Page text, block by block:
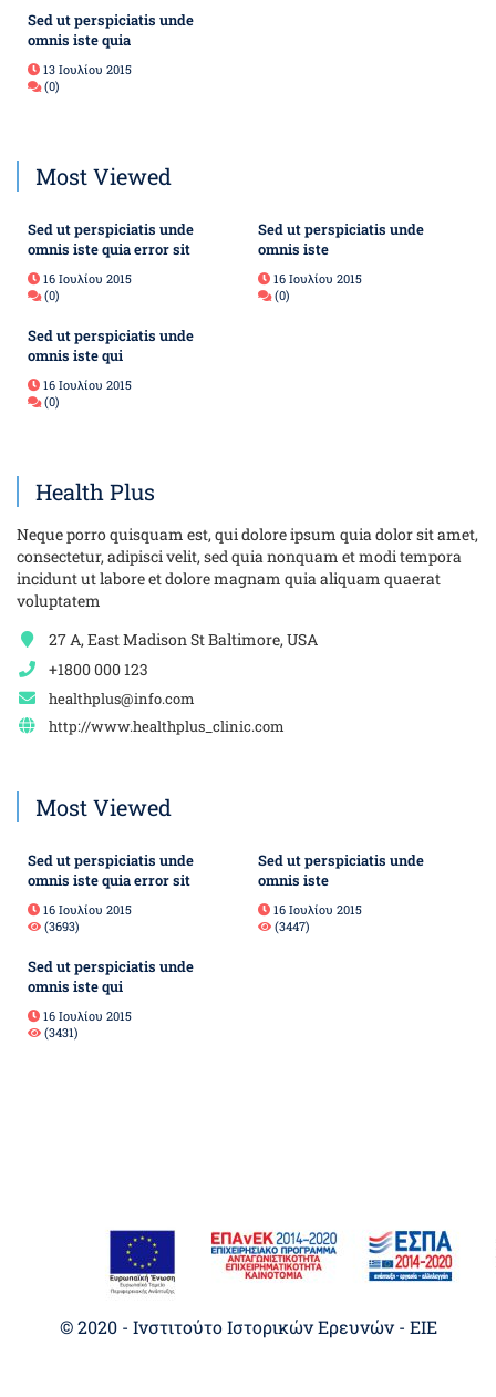
Sed ut perspiciatis unde
omnis iste quia
13 Ιουλίου 2015
(0)
Most Viewed
Sed ut perspiciatis unde
omnis iste quia error sit
16 Ιουλίου 2015
(0)
Sed ut perspiciatis unde
omnis iste
16 Ιουλίου 2015
(0)
Sed ut perspiciatis unde
omnis iste qui
16 Ιουλίου 2015
(0)
Health Plus
Neque porro quisquam est, qui dolore ipsum quia dolor sit amet,
consectetur, adipisci velit, sed quia nonquam et modi tempora
incidunt ut labore et dolore magnam quia aliquam quaerat
voluptatem
27 A, East Madison St Baltimore, USA
+1800 000 123
healthplus@info.com
http://www.healthplus_clinic.com
Most Viewed
Sed ut perspiciatis unde
omnis iste quia error sit
16 Ιουλίου 2015
(3693)
Sed ut perspiciatis unde
omnis iste
16 Ιουλίου 2015
(3447)
Sed ut perspiciatis unde
omnis iste qui
16 Ιουλίου 2015
(3431)
© 2020 - Ινστιτούτο Ιστορικών Ερευνών - EIE